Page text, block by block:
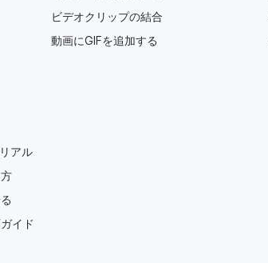
ビデオクリップの結合
動画にGIFを追加する
アル
イド